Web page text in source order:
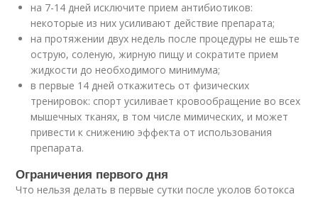
на 7-14 дней исключите прием антибиотиков:
некоторые из них усиливают действие препарата;
на протяжении двух недель после процедуры не ешьте
острую, соленую, жирную пищу и сократите прием
жидкости до необходимого минимума;
в первые 14 дней откажитесь от физических
тренировок: спорт усиливает кровообращение во всех
мышечных тканях, в том числе мимических, и может
привести к снижению эффекта от использования
препарата.
Ограничения первого дня
Что нельзя делать в первые сутки после уколов ботокса